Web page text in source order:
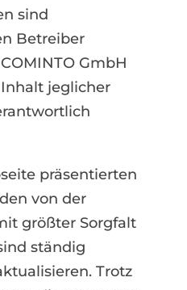
sind
Betreiber
GmbH
jeglicher
präsentierten
von der
größter Sorgfalt
ständig
Trotz